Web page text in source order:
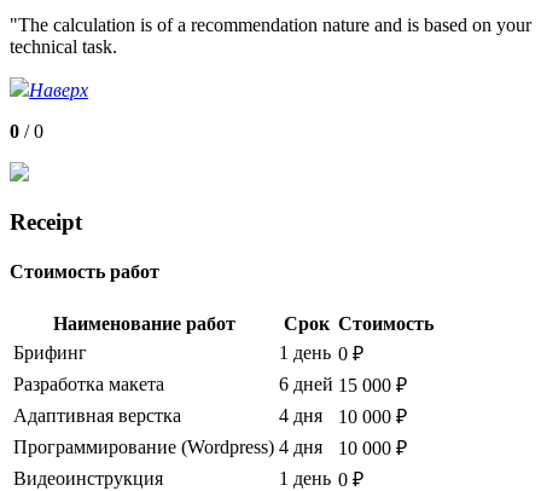
"The calculation is of a recommendation nature and is based on your
technical task.
Наверх
0 /0
Receipt
Стоимость работ
Наименование работ Срок Стоимость
Брифинг
1 день 0 ₽
Разработка макета
6 дней 15 000 ₽
Адаптивная верстка
4 дня
10 000 ₽
Программирование (Wordpress) 4 дня
10 000 ₽
Видеоинструкция
1 день 0 ₽